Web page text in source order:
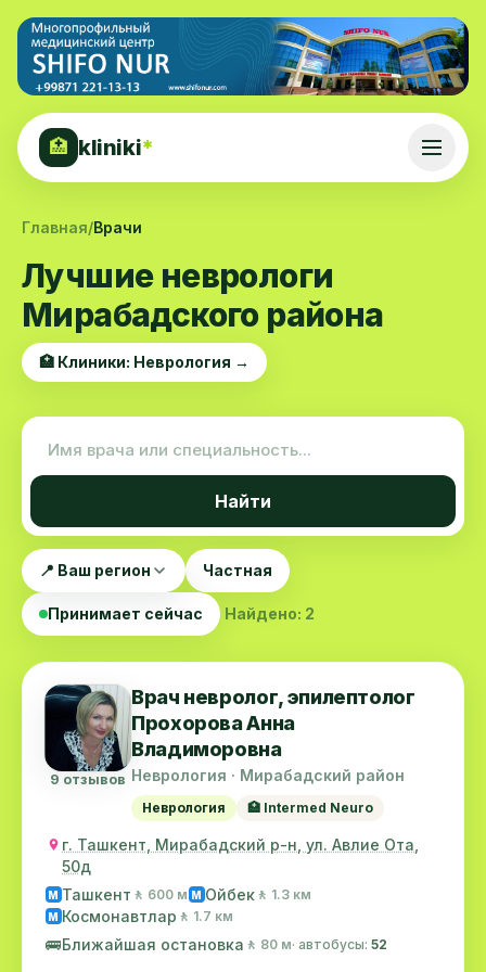
🏥 kliniki*
Главная/Врачи
Лучшие неврологи
Мирабадского района
🏥 Клиники: Неврология →
Найти
📍 Ваш регион Частная
Принимает сейчас Найдено: 2
9 отзывов
Врач невролог, эпилептолог
Прохорова Анна
Владиморовна
Неврология · Мирабадский район
Неврология 🏥 Intermed Neuro
г. Ташкент, Мирабадский р-н, ул. Авлие Ота,
50д
M Ташкент 🚶 600 м M Ойбек 🚶 1.3 км
M Космонавтлар 🚶 1.7 км
🚌Ближайшая остановка 🚶 80 м· автобусы: 52